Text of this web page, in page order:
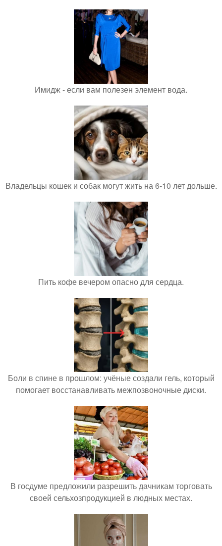
Имидж - если вам полезен элемент вода.
Владельцы кошек и собак могут жить на 6-10 лет дольше.
Пить кофе вечером опасно для сердца.
Боли в спине в прошлом: учёные создали гель, который
помогает восстанавливать межпозвоночные диски.
В госдуме предложили разрешить дачникам торговать
своей сельхозпродукцией в людных местах.